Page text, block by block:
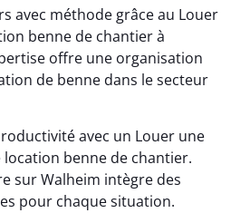
avec méthode grâce au Louer
benne de chantier à
offre une organisation
de benne dans le secteur
avec un Louer une
benne de chantier.
sur Walheim intègre des
pour chaque situation.